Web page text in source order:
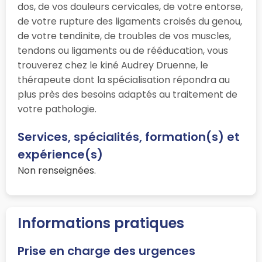
dos, de vos douleurs cervicales, de votre entorse,
de votre rupture des ligaments croisés du genou,
de votre tendinite, de troubles de vos muscles,
tendons ou ligaments ou de rééducation, vous
trouverez chez le kiné Audrey Druenne, le
thérapeute dont la spécialisation répondra au
plus près des besoins adaptés au traitement de
votre pathologie.
Services, spécialités, formation(s) et
expérience(s)
Non renseignées.
Informations pratiques
Prise en charge des urgences